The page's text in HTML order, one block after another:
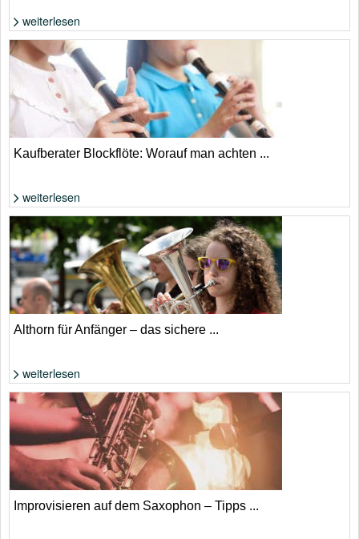
Foto: Shutterstock von furtseff
weiterlesen
Foto: Shutterstock von KPG_Payless
Kaufberater Blockflöte: Worauf man achten ...
weiterlesen
Foto: Shutterstock von astudio
Althorn für Anfänger – das sichere ...
weiterlesen
Improvisieren auf dem Saxophon – Tipps ...